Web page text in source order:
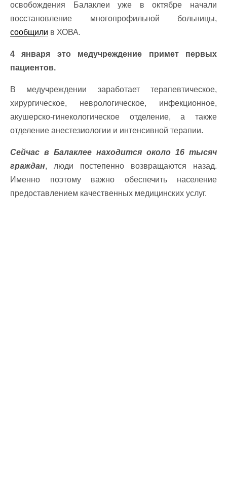
освобождения Балаклеи уже в октябре начали
восстановление многопрофильной больницы,
сообщили в ХОВА.
4 января это медучреждение примет первых
пациентов.
В медучреждении заработает терапевтическое,
хирургическое, неврологическое, инфекционное,
акушерско-гинекологическое отделение, а также
отделение анестезиологии и интенсивной терапии.
Сейчас в Балаклее находится около 16 тысяч
граждан, люди постепенно возвращаются назад.
Именно поэтому важно обеспечить население
предоставлением качественных медицинских услуг.